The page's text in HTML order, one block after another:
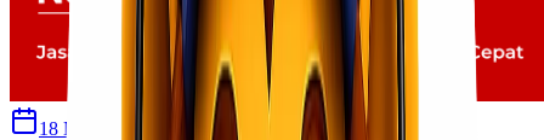
18 November 2025 Cherryn